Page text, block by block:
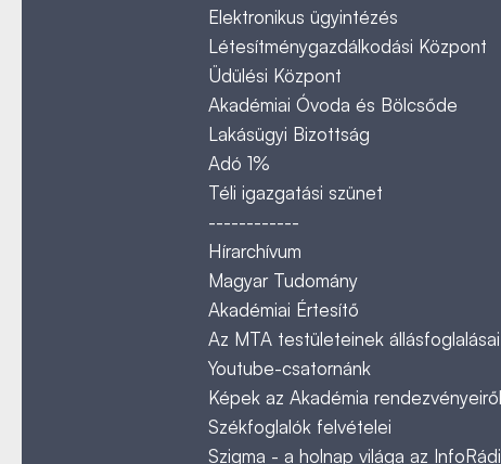
Elektronikus ügyintézés
Létesítménygazdálkodási Központ
Üdülési Központ
Akadémiai Óvoda és Bölcsőde
Lakásügyi Bizottság
Adó 1%
Téli igazgatási szünet
------------
Hírarchívum
Magyar Tudomány
Akadémiai Értesítő
Az MTA testületeinek állásfoglalásai
Youtube-csatornánk
Képek az Akadémia rendezvényeiről
Székfoglalók felvételei
Szigma - a holnap világa az